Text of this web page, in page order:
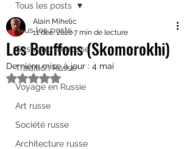
Tous les posts
Gastronomie russe
Tradition Russe
Voyage en Russie
Art russe
Société russe
Architecture russe
Tous les posts
Les Bouffons (Skomorokhi)
Alain Mihelic
11 déc. 20207 min de lecture
Dernière mise à jour : 4 mai
Noté NaN étoiles sur 5.